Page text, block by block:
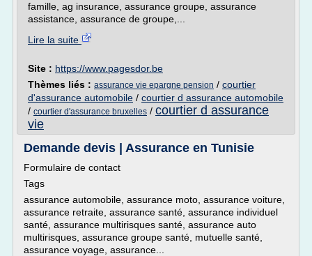
famille, ag insurance, assurance groupe, assurance
assistance, assurance de groupe,...
Lire la suite
Site : https://www.pagesdor.be
Thèmes liés : assurance vie epargne pension / courtier
d'assurance automobile / courtier d assurance automobile
/ courtier d'assurance bruxelles / courtier d assurance
vie
Demande devis | Assurance en Tunisie
Formulaire de contact
Tags
assurance automobile, assurance moto, assurance voiture,
assurance retraite, assurance santé, assurance individuel
santé, assurance multirisques santé, assurance auto
multirisques, assurance groupe santé, mutuelle santé,
assurance voyage, assurance...